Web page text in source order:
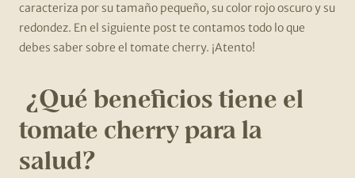
caracteriza por su tamaño pequeño, su color rojo oscuro y su
redondez. En el siguiente post te contamos todo lo que
debes saber sobre el tomate cherry. ¡Atento!
¿Qué beneficios tiene el
tomate cherry para la
salud?